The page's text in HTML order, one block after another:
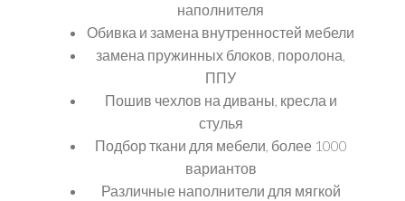
наполнителя
Обивка и замена внутренностей мебели
замена пружинных блоков, поролона,
ППУ
Пошив чехлов на диваны, кресла и
стулья
Подбор ткани для мебели, более 1000
вариантов
Различные наполнители для мягкой